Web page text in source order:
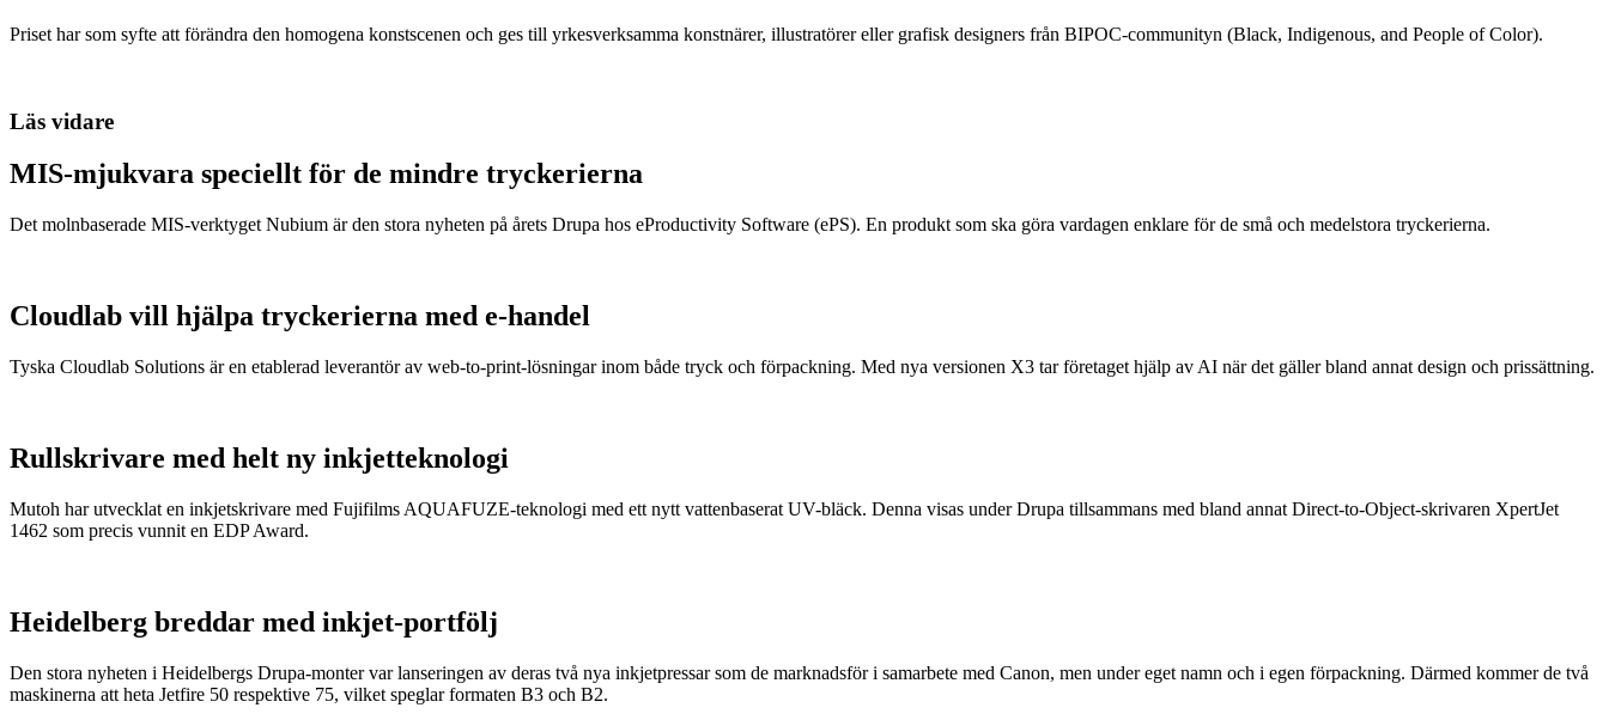
Priset har som syfte att förändra den homogena konstscenen och ges till yrkesverksamma konstnärer, illustratörer eller grafisk designers från BIPOC-communityn (Black, Indigenous, and People of Color).
Läs vidare
MIS-mjukvara speciellt för de mindre tryckerierna
Det molnbaserade MIS-verktyget Nubium är den stora nyheten på årets Drupa hos eProductivity Software (ePS). En produkt som ska göra vardagen enklare för de små och medelstora tryckerierna.
Cloudlab vill hjälpa tryckerierna med e-handel
Tyska Cloudlab Solutions är en etablerad leverantör av web-to-print-lösningar inom både tryck och förpackning. Med nya versionen X3 tar företaget hjälp av AI när det gäller bland annat design och prissättning.
Rullskrivare med helt ny inkjetteknologi
Mutoh har utvecklat en inkjetskrivare med Fujifilms AQUAFUZE-teknologi med ett nytt vattenbaserat UV-bläck. Denna visas under Drupa tillsammans med bland annat Direct-to-Object-skrivaren XpertJet
1462 som precis vunnit en EDP Award.
Heidelberg breddar med inkjet-portfölj
Den stora nyheten i Heidelbergs Drupa-monter var lanseringen av deras två nya inkjetpressar som de marknadsför i samarbete med Canon, men under eget namn och i egen förpackning. Därmed kommer de två
maskinerna att heta Jetfire 50 respektive 75, vilket speglar formaten B3 och B2.